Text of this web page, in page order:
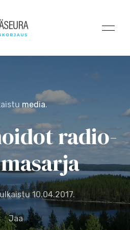
media.
radio-
10.04.2017.
Jaa